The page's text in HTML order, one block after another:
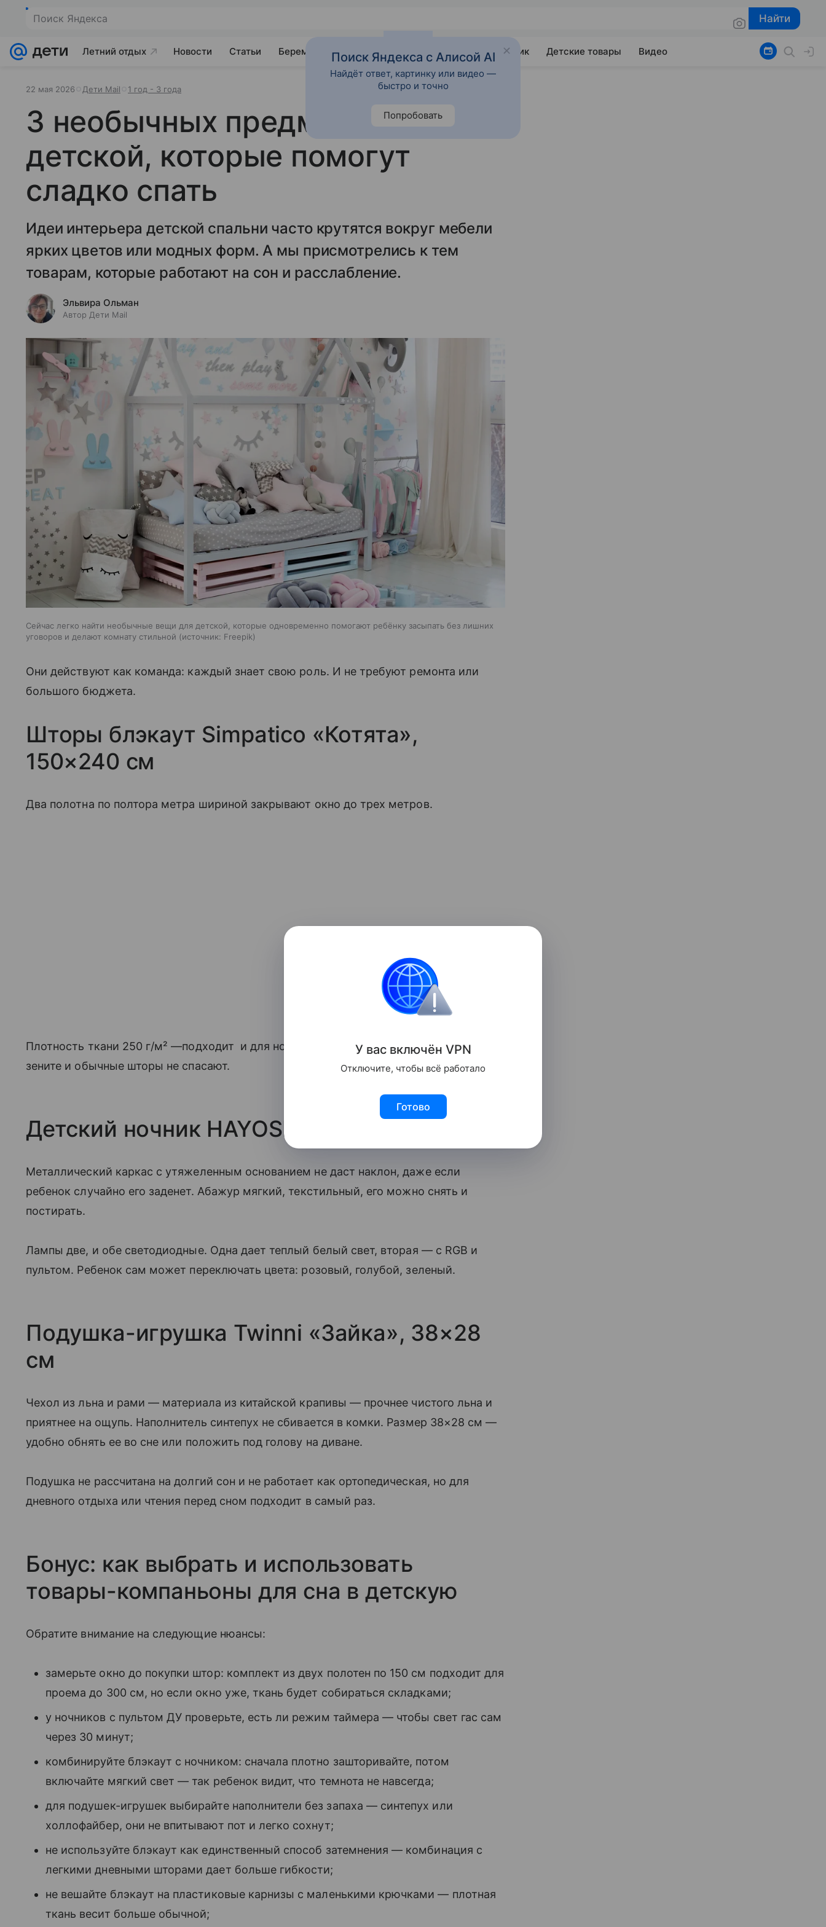
Поиск Яндекса Найти
Найти
Летний отдых Новости Статьи Беременность Развитие Почемучка Учебник Детские товары Видео
22 мая 2026 Дети Mail 1 год - 3 года
3 необычных предмета для
детской, которые помогут
сладко спать
Идеи интерьера детской спальни часто крутятся вокруг мебели
ярких цветов или модных форм. А мы присмотрелись к тем
товарам, которые работают на сон и расслабление.
Эльвира Ольман
Автор Дети Mail
Сейчас легко найти необычные вещи для детской, которые одновременно помогают ребёнку засыпать без лишних
уговоров и делают комнату стильной
источник: Freepik
Они действуют как команда: каждый знает свою роль. И не требуют ремонта или
большого бюджета.
Шторы блэкаут Simpatico «Котята»,
150×240 см
Два полотна по полтора метра шириной закрывают окно до трех метров.
Плотность ткани 250 г/м² —подходит и для ночи, и для дневного сна, когда солнце в
зените и обычные шторы не спасают.
Детский ночник HAYOSHI в форме лисы
Металлический каркас с утяжеленным основанием не даст наклон, даже если
ребенок случайно его заденет. Абажур мягкий, текстильный, его можно снять и
постирать.
Лампы две, и обе светодиодные. Одна дает теплый белый свет, вторая — с RGB и
пультом. Ребенок сам может переключать цвета: розовый, голубой, зеленый.
Подушка-игрушка Twinni «Зайка», 38×28
см
Чехол из льна и рами — материала из китайской крапивы — прочнее чистого льна и
приятнее на ощупь. Наполнитель синтепух не сбивается в комки. Размер 38×28 см —
удобно обнять ее во сне или положить под голову на диване.
Подушка не рассчитана на долгий сон и не работает как ортопедическая, но для
дневного отдыха или чтения перед сном подходит в самый раз.
Бонус: как выбрать и использовать
товары-компаньоны для сна в детскую
Обратите внимание на следующие нюансы:
замерьте окно до покупки штор: комплект из двух полотен по 150 см подходит для
проема до 300 см, но если окно уже, ткань будет собираться складками;
у ночников с пультом ДУ проверьте, есть ли режим таймера — чтобы свет гас сам
через 30 минут;
комбинируйте блэкаут с ночником: сначала плотно зашторивайте, потом
включайте мягкий свет — так ребенок видит, что темнота не навсегда;
для подушек-игрушек выбирайте наполнители без запаха — синтепух или
холлофайбер, они не впитывают пот и легко сохнут;
не используйте блэкаут как единственный способ затемнения — комбинация с
легкими дневными шторами дает больше гибкости;
не вешайте блэкаут на пластиковые карнизы с маленькими крючками — плотная
ткань весит больше обычной;
У вас включён VPN
Отключите, чтобы всё работало
Готово
Поиск Яндекса с Алисой AI
Найдёт ответ, картинку или видео —
быстро и точно
Попробовать